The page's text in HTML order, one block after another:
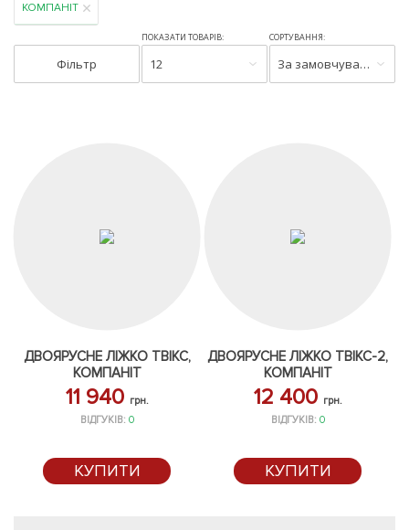
КОМПАНІТ
Фільтр
ПОКАЗАТИ ТОВАРІВ:
12
СОРТУВАННЯ:
За замовчуванням
ДВОЯРУСНЕ ЛІЖКО ТВІКС,
КОМПАНІТ
11 940 грн.
ВІДГУКІВ: 0
КУПИТИ
ДВОЯРУСНЕ ЛІЖКО ТВІКС-2,
КОМПАНІТ
12 400 грн.
ВІДГУКІВ: 0
КУПИТИ